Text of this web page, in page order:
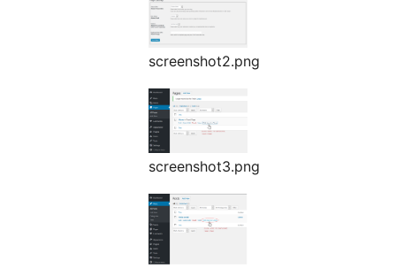
screenshot2.png
screenshot3.png